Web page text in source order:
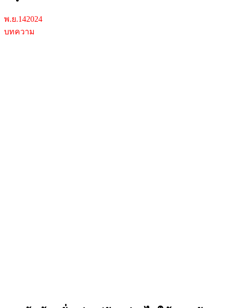
พ.ย.142024
บทความ